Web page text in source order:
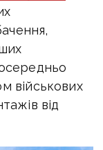
військових
від